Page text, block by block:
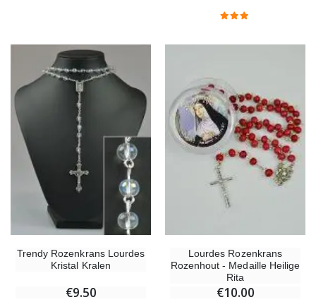
Trendy Rozenkrans Lourdes
Kristal Kralen
€9.50
Lourdes Rozenkrans
Rozenhout - Medaille Heilige
Rita
€10.00